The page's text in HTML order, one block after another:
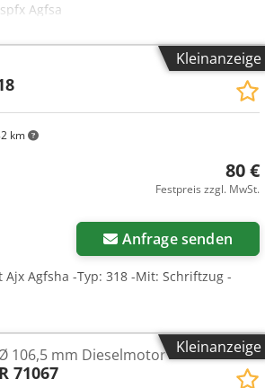
Agfsa
Kleinanzeige
km
80 €
Festpreis zzgl. MwSt.
Anfrage senden
Agfsha -Typ: 318 -Mit: Schriftzug -
Kleinanzeige
106,5 mm Dieselmotor
71067